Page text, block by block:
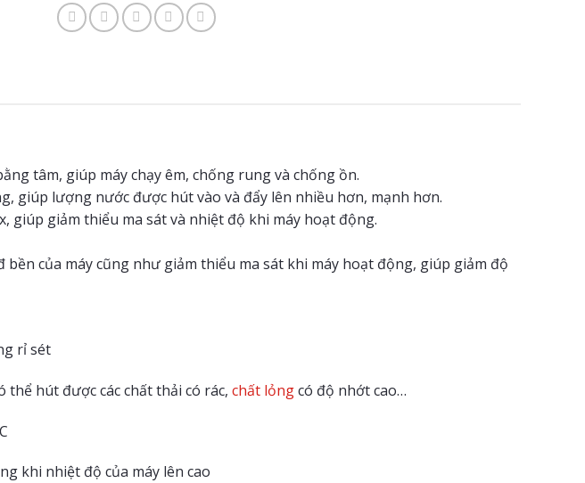
tâm, giúp máy chạy êm, chống rung và chống ồn.
giúp lượng nước được hút vào và đẩy lên nhiều hơn, mạnh hơn.
giúp giảm thiểu ma sát và nhiệt độ khi máy hoạt động.
của máy cũng như giảm thiểu ma sát khi máy hoạt động, giúp giảm độ
rỉ sét
hút được các chất thải có rác, chất lỏngcó độ nhớt cao…
khi nhiệt độ của máy lên cao